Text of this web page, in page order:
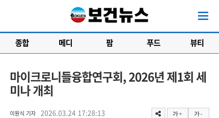
종합 메디 팜 푸드 뷰티
마이크로니들융합연구회, 2026년 제1회 세
미나 개최
이원식 기자 2026.03.24 17:28:13 가 + 가 -